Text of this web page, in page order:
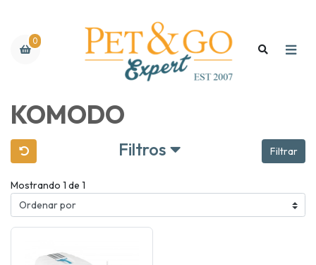
0
KOMODO
Filtros Filtrar
Mostrando 1 de 1